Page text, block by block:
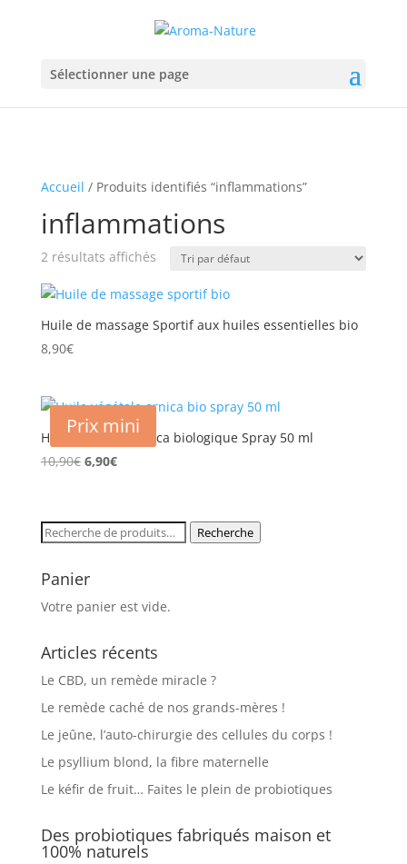
Sélectionner une page
Accueil / Produits identifiés “inflammations”
inflammations
2 résultats affichés
Huile de massage Sportif aux huiles essentielles bio
8,90€
Prix mini
Huile végétale Arnica biologique Spray 50 ml
10,90€ Le
était :
10,90€.
6,90€Le
est :
6,90€.
Recherche
Recherche
Panier
Votre panier est vide.
Articles récents
Le CBD, un remède miracle ?
Le remède caché de nos grands-mères !
Le jeûne, l’auto-chirurgie des cellules du corps !
Le psyllium blond, la fibre maternelle
Le kéfir de fruit… Faites le plein de probiotiques
Des probiotiques fabriqués maison et
100% naturels